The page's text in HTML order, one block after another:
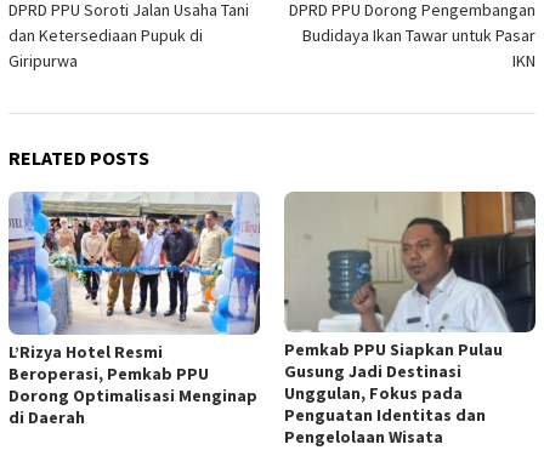
navigation
DPRD PPU Soroti Jalan Usaha Tani
dan Ketersediaan Pupuk di
Giripurwa
DPRD PPU Dorong Pengembangan
Budidaya Ikan Tawar untuk Pasar
IKN
RELATED POSTS
L’Rizya Hotel Resmi
Beroperasi, Pemkab PPU
Dorong Optimalisasi Menginap
di Daerah
Pemkab PPU Siapkan Pulau
Gusung Jadi Destinasi
Unggulan, Fokus pada
Penguatan Identitas dan
Pengelolaan Wisata